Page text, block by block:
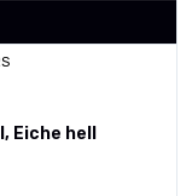
Eiche hell